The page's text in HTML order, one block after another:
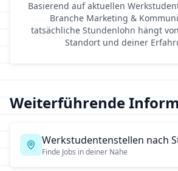
Basierend auf aktuellen
Branche Marketing &
tatsächliche Stundenlohn hängt
Standort und deiner
Weiterführende
Werkstudentenstellen nach
Finde Jobs in deiner Nähe